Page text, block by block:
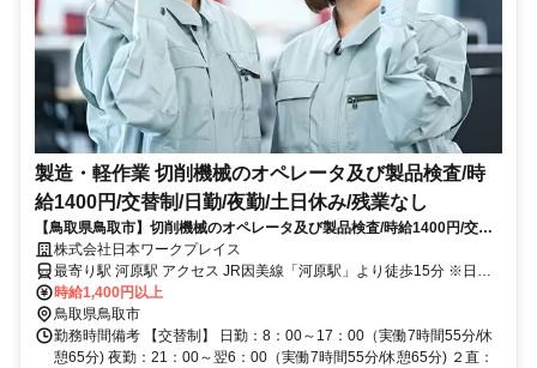
製造・軽作業 切削機械のオペレータ及び製品検査/時
給1400円/交替制/日勤/夜勤/土日休み/残業なし
【鳥取県鳥取市】切削機械のオペレータ及び製品検査/時給1400円/交替
制/日勤/夜勤/土日休み/残業なし_keiyo952/935
株式会社日本ワークプレイス
最寄り駅 河原駅 アクセス JR因美線「河原駅」より徒歩15分 ※日の
丸バス「福和田」バス停より徒歩15分
時給1,400円以上
鳥取県鳥取市
勤務時間備考 【交替制】 日勤：8：00～17：00（実働7時間55分/休
憩65分) 夜勤：21：00～翌6：00（実働7時間55分/休憩65分) ２直：